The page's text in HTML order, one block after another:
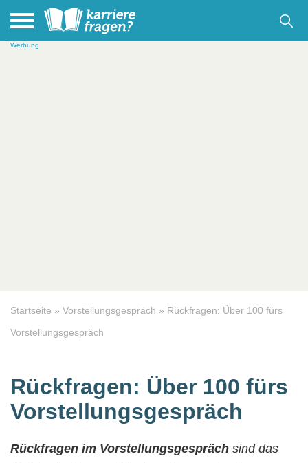
Werbung
Startseite » Vorstellungsgespräch » Rückfragen: Über 100 fürs
Vorstellungsgespräch
Rückfragen: Über 100 fürs
Vorstellungsgespräch
Rückfragen im Vorstellungsgespräch sind das